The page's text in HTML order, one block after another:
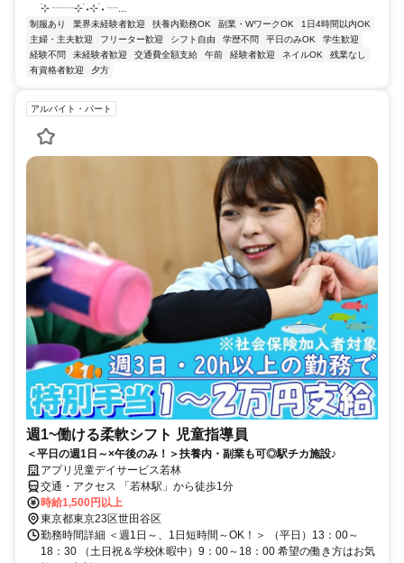
࣪⊹ ┈┈⊹ ࣪˖⊹ ࣪˖ ┈...
制服あり 業界未経験者歓迎 扶養内勤務OK 副業・WワークOK
1日4時間以内OK
主婦・主夫歓迎
フリーター歓迎 シフト自由 学歴不問 平日のみOK
学生歓迎
経験不問
未経験者歓迎 交通費全額支給 午前 経験者歓迎 ネイルOK
残業なし
有資格者歓迎
夕方
アルバイト・パート
週1~働ける柔軟シフト 児童指導員
＜平日の週1日～×午後のみ！＞扶養内・副業も可◎駅チカ施設♪
アプリ児童デイサービス若林
交通・アクセス 「若林駅」から徒歩1分
時給1,500円以上
東京都東京23区世田谷区
勤務時間詳細 ＜週1日～、1日短時間～OK！＞ （平日）13：00～
18：30 （土日祝＆学校休暇中）9：00～18：00 希望の働き方はお気